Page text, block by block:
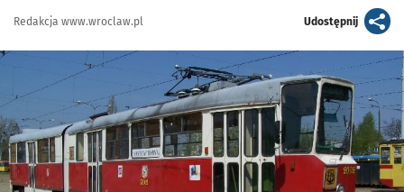
Autor:
Redakcja www.wroclaw.pl Udostępnijartykuł
Kliknij, aby powiększyć